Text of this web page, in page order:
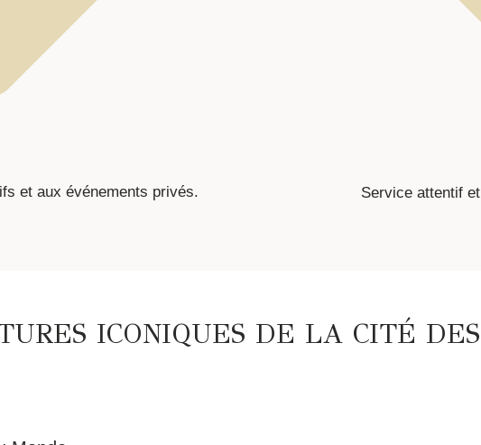
et aux événements privés. Service attentif
ICONIQUES DE LA CITÉ